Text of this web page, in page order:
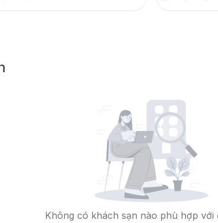
Không có khách sạn nào phù hợp với